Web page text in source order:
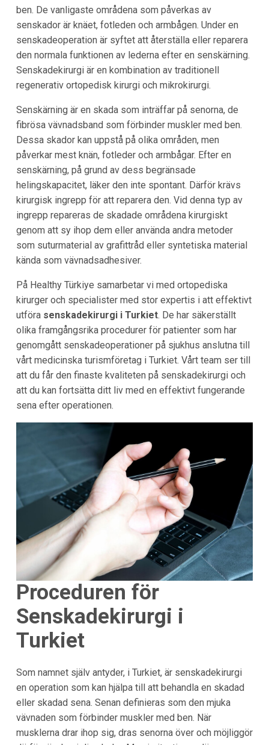
ben. De vanligaste områdena som påverkas av
senskador är knäet, fotleden och armbågen. Under en
senskadeoperation är syftet att återställa eller reparera
den normala funktionen av lederna efter en senskärning.
Senskadekirurgi är en kombination av traditionell
regenerativ ortopedisk kirurgi och mikrokirurgi.
Senskärning är en skada som inträffar på senorna, de
fibrösa vävnadsband som förbinder muskler med ben.
Dessa skador kan uppstå på olika områden, men
påverkar mest knän, fotleder och armbågar. Efter en
senskärning, på grund av dess begränsade
helingskapacitet, läker den inte spontant. Därför krävs
kirurgisk ingrepp för att reparera den. Vid denna typ av
ingrepp repareras de skadade områdena kirurgiskt
genom att sy ihop dem eller använda andra metoder
som suturmaterial av grafittråd eller syntetiska material
kända som vävnadsadhesiver.
På Healthy Türkiye samarbetar vi med ortopediska
kirurger och specialister med stor expertis i att effektivt
utföra senskadekirurgi i Turkiet. De har säkerställt
olika framgångsrika procedurer för patienter som har
genomgått senskadeoperationer på sjukhus anslutna till
vårt medicinska turismföretag i Turkiet. Vårt team ser till
att du får den finaste kvaliteten på senskadekirurgi och
att du kan fortsätta ditt liv med en effektivt fungerande
sena efter operationen.
Proceduren för
Senskadekirurgi i
Turkiet
Som namnet själv antyder, i Turkiet, är senskadekirurgi
en operation som kan hjälpa till att behandla en skadad
eller skadad sena. Senan definieras som den mjuka
vävnaden som förbinder muskler med ben. När
musklerna drar ihop sig, dras senorna över och möjliggör